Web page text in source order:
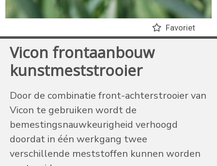
Favoriet
Vicon frontaanbouw
kunstmeststrooier
Door de combinatie front-achterstrooier van
Vicon te gebruiken wordt de
bemestingsnauwkeurigheid verhoogd
doordat in één werkgang twee
verschillende meststoffen kunnen worden